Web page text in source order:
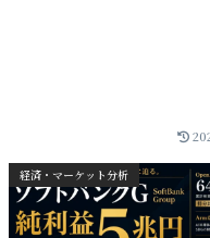
経済・マーケット分析